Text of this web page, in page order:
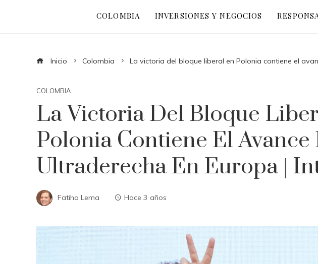
COLOMBIA INVERSIONES Y NEGOCIOS
Inicio Colombia La victoria del bloque liberal en Polonia contiene el
COLOMBIA
La Victoria Del Bloque
Polonia Contiene El Avance
Ultraderecha En Europa |
Fatiha Lema Hace 3 años